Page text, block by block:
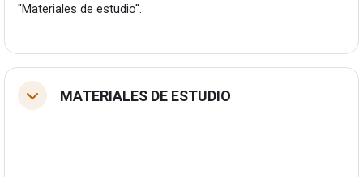
"Materiales de estudio".
TolestuMATERIALES DE ESTUDIO